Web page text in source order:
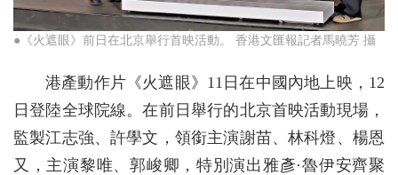
●《火遮眼》前日在北京舉行首映活動。 香港文匯報記者馬曉芳 攝
港產動作片《火遮眼》11日在中國內地上映，12
日登陸全球院線。在前日舉行的北京首映活動現場，
監製江志強、許學文，領銜主演謝苗、林科燈、楊恩
又，主演黎唯、郭峻卿，特別演出雅彥·魯伊安齊聚